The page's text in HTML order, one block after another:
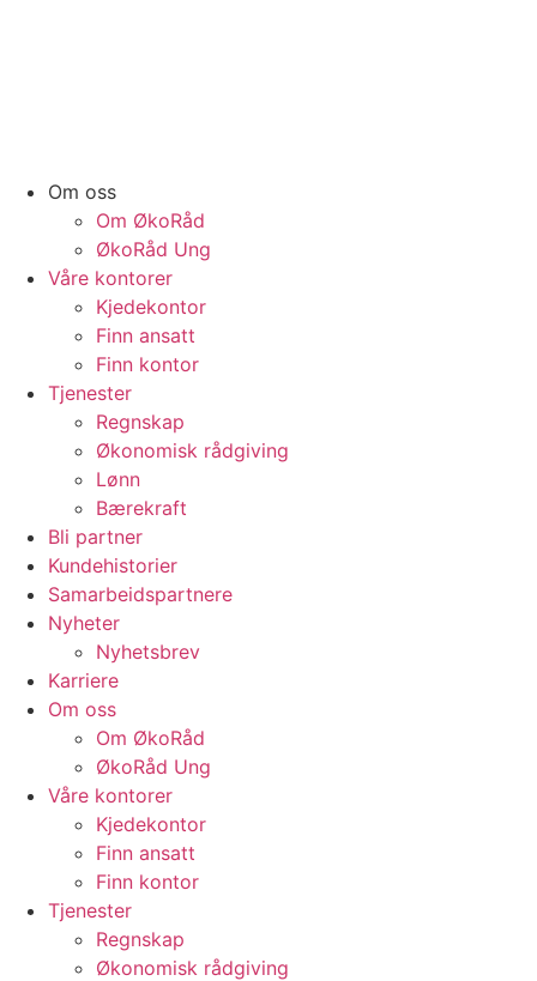
Om oss
Om ØkoRåd
ØkoRåd Ung
Våre kontorer
Kjedekontor
Finn ansatt
Finn kontor
Tjenester
Regnskap
Økonomisk rådgiving
Lønn
Bærekraft
Bli partner
Kundehistorier
Samarbeidspartnere
Nyheter
Nyhetsbrev
Karriere
Om oss
Om ØkoRåd
ØkoRåd Ung
Våre kontorer
Kjedekontor
Finn ansatt
Finn kontor
Tjenester
Regnskap
Økonomisk rådgiving